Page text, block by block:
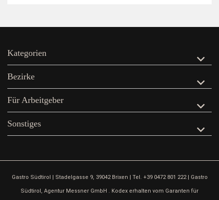
Kategorien
Bezirke
Für Arbeitgeber
Sonstiges
Gastro Südtirol | Stadelgasse 9, 39042 Brixen | Tel. +39 0472 801 222 | Gastro
Südtirol, Agentur Messner GmbH . Kodex erhalten vom Garanten für